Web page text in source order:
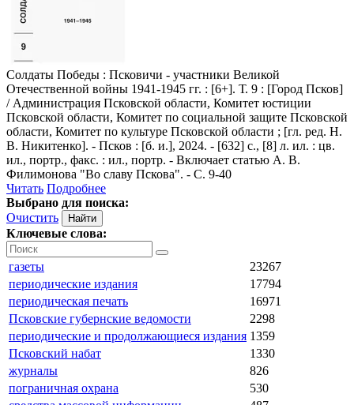
Солдаты Победы : Псковичи - участники Великой
Отечественной войны 1941-1945 гг. : [6+]. Т. 9 : [Город Псков]
/ Администрация Псковской области, Комитет юстиции
Псковской области, Комитет по социальной защите Псковской
области, Комитет по культуре Псковской области ; [гл. ред. Н.
В. Никитенко]. - Псков : [б. и.], 2024. - [632] с., [8] л. ил. : цв.
ил., портр., факс. : ил., портр. - Включает статью А. В.
Филимонова "Во славу Пскова". - С. 9-40
Читать Подробнее
Выбрано для поиска:
Очистить
Ключевые слова:
газеты
23267
периодические издания
17794
периодическая печать
16971
Псковские губернские ведомости
2298
периодические и продолжающиеся издания 1359
Псковский набат
1330
журналы
826
пограничная охрана
530